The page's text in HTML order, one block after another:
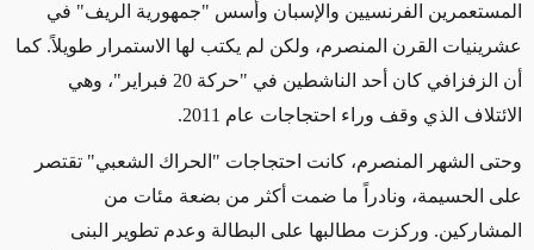
المستعمرين الفرنسيين والإسبان وأسس "جمهورية الريف" في
عشرينيات القرن المنصرم، ولكن لم يكتب لها الاستمرار طويلاً. كما
أن الزفزافي كان أحد الناشطين في "حركة 20 فبراير"، وهي
الائتلاف الذي وقف وراء احتجاجات عام 2011.
وحتى الشهر المنصرم، كانت احتجاجات "الحراك الشعبي" تقتصر
على الحسيمة، ونادراً ما ضمت أكثر من بضعة مئات من
المشاركين. وركزت مطالبها على البطالة وعدم تطوير البنى